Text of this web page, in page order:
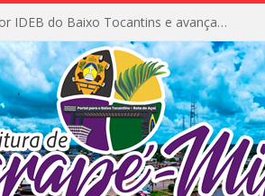
Igarapé-Miri conquista o melhor IDEB do Baixo Tocantins e avança na qualidade da educação pública